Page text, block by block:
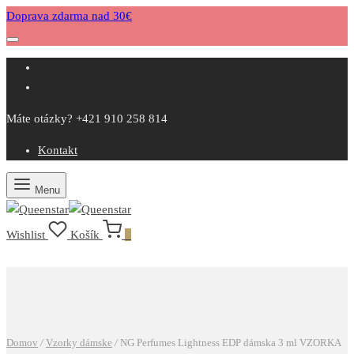
Doprava zdarma nad 30€
Máte otázky? +421 910 258 814
Kontakt
Menu
Wishlist Košík
Domov / Vzorky dámske /NG Perfumes Lightness EDP dámska 3 ml VZORKA